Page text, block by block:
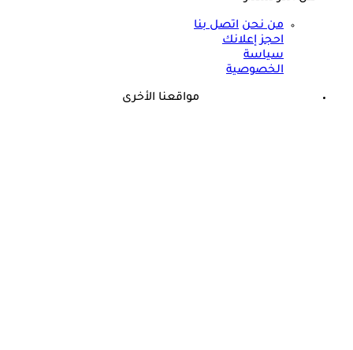
من نحن اتصل بنا
احجز إعلانك
سياسة
الخصوصية
مواقعنا الأخرى